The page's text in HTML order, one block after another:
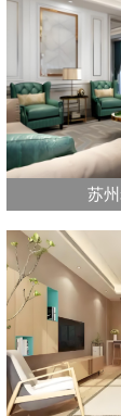
苏